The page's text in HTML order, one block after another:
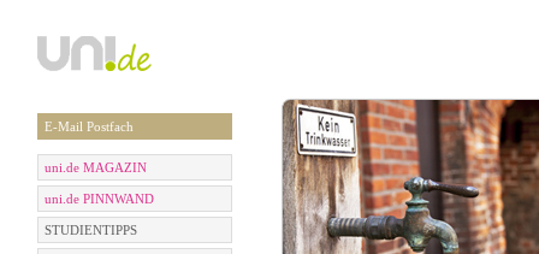
E-Mail Postfach
uni.de MAGAZIN
uni.de PINNWAND
STUDIENTIPPS